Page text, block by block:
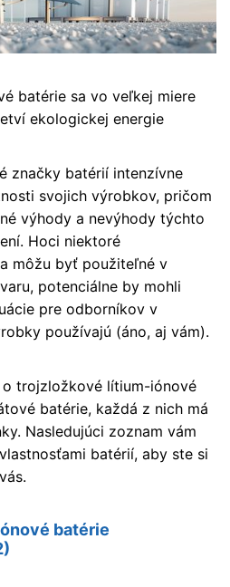
batérie sa vo veľkej miere
ekologickej energie
značky batérií intenzívne
svojich výrobkov, pričom
výhody a nevýhody týchto
Hoci niektoré
môžu byť použiteľné v
potenciálne by mohli
pre odborníkov v
používajú (áno, aj vám).
trojzložkové lítium-iónové
batérie, každá z nich má
Nasledujúci zoznam vám
batérií, aby ste si
batérie
)